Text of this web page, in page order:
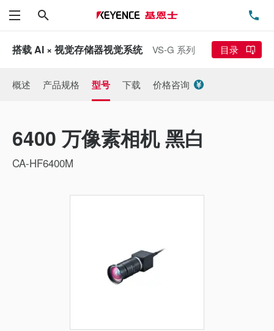
菜单
搭载 AI × 视觉存储器视觉系统 VS-G 系列 目录
概述 产品规格 型号 下载 价格咨询
6400 万像素相机 黑白
CA-HF6400M